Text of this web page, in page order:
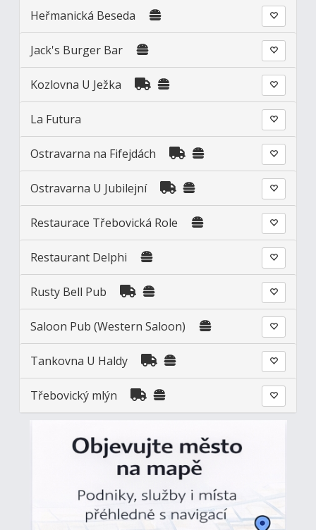
Heřmanická Beseda
Jack's Burger Bar
Kozlovna U Ježka
La Futura
Ostravarna na Fifejdách
Ostravarna U Jubilejní
Restaurace Třebovická Role
Restaurant Delphi
Rusty Bell Pub
Saloon Pub (Western Saloon)
Tankovna U Haldy
Třebovický mlýn